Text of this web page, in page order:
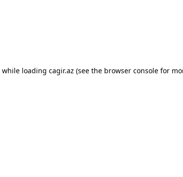
while loading cagir.az (see the browser console for